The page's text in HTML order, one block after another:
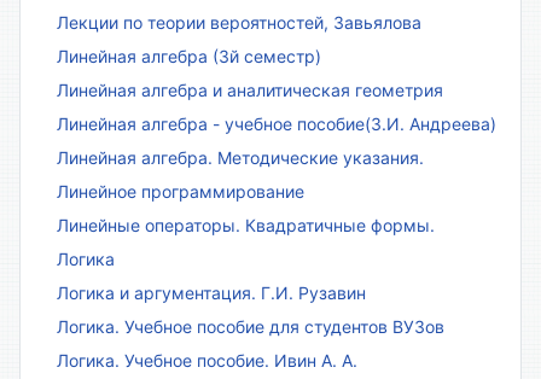
Лекции по теории вероятностей, Завьялова
Линейная алгебра (3й семестр)
Линейная алгебра и аналитическая геометрия
Линейная алгебра - учебное пособие(З.И. Андреева)
Линейная алгебра. Методические указания.
Линейное программирование
Линейные операторы. Квадратичные формы.
Логика
Логика и аргументация. Г.И. Рузавин
Логика. Учебное пособие для студентов ВУЗов
Логика. Учебное пособие. Ивин А. А.